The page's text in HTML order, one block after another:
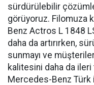
sürdürülebilir
görüyoruz. Filomuza
Benz Actros L 1848
daha da artırırken,
sunmayı ve
kalitesini daha da ileri
Mercedes-Benz Türk